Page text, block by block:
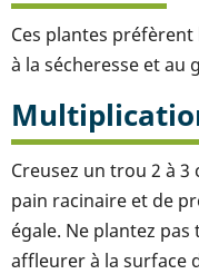
Ces plantes
à la sécheresse et au
Creusez un trou 2 à
pain racinaire et de
égale. Ne plantez
affleurer à la surface